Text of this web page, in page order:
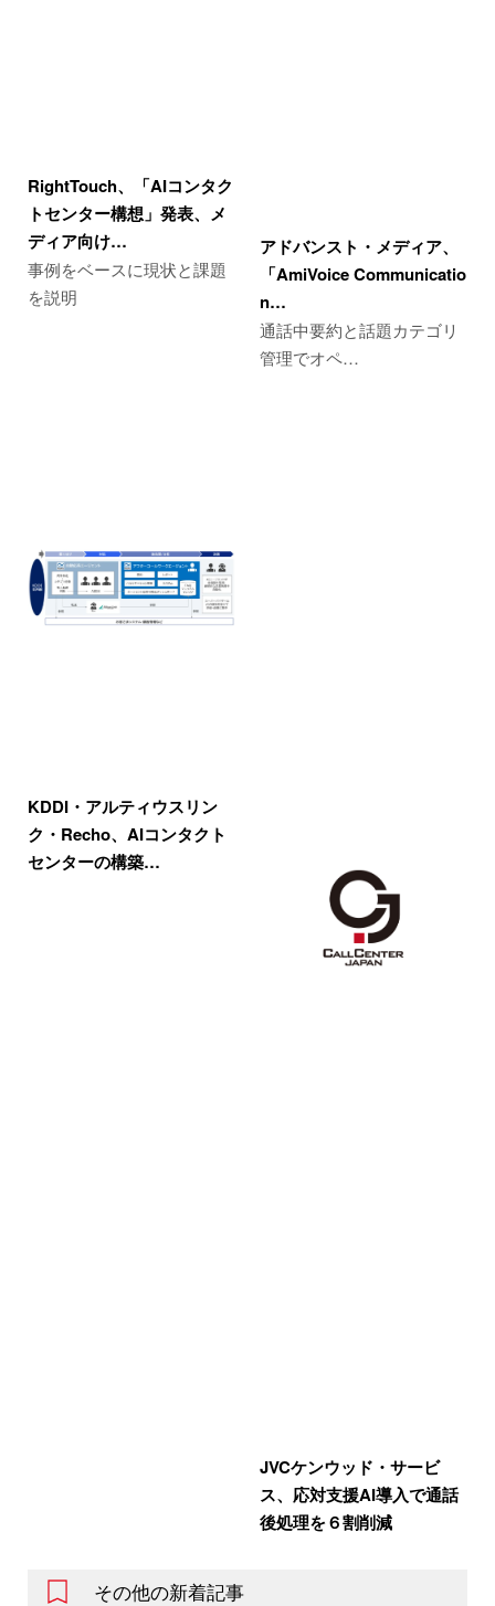
RightTouch、「AIコンタク
トセンター構想」発表、メ
ディア向け…
事例をベースに現状と課題
を説明
アドバンスト・メディア、
「AmiVoice Communicatio
n…
通話中要約と話題カテゴリ
管理でオペ…
KDDI・アルティウスリン
ク・Recho、AIコンタクト
センターの構築…
JVCケンウッド・サービ
ス、応対支援AI導入で通話
後処理を６割削減
その他の新着記事